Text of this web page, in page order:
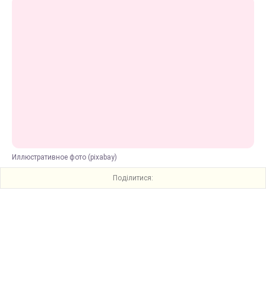
Иллюстративное фото (pixabay)
Поділитися: